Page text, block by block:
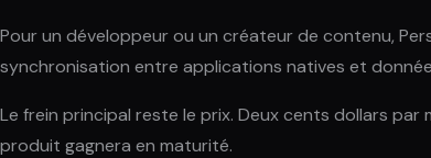
Pour un développeur ou un créateur de contenu,
synchronisation entre applications natives et
Le frein principal reste le prix. Deux cents dollars
produit gagnera en maturité.